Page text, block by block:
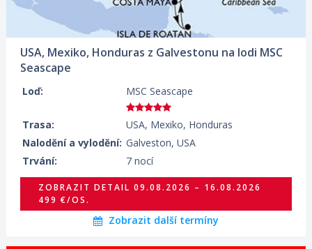
USA, Mexiko, Honduras z Galvestonu na lodi MSC
Seascape
Loď: MSC Seascape
Trasa:
USA, Mexiko, Honduras
Nalodění a vylodění: Galveston, USA
Trvání:
7 nocí
ZOBRAZIT DETAIL
30.08.2026 – 06.09.2026
ZOBRAZIT DETAIL
06.09.2026 – 13.09.2026
ZOBRAZIT DETAIL
13.09.2026 – 20.09.2026
ZOBRAZIT DETAIL 09.08.2026 – 16.08.2026
499 €/OS.
Zobrazit další termíny